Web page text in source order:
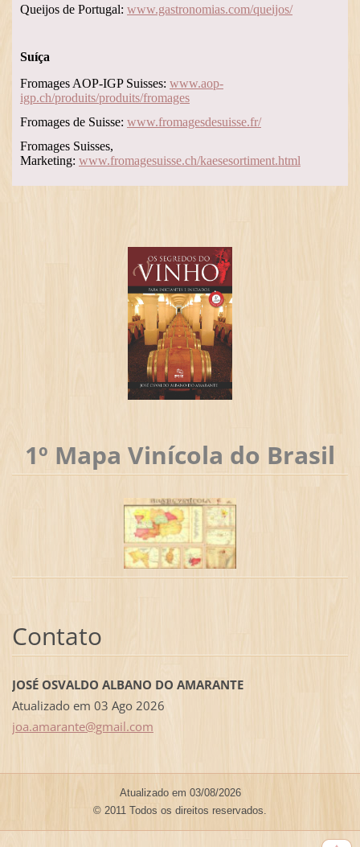
Queijos de Portugal: www.gastronomias.com/queijos/
Suíça
Fromages AOP-IGP Suisses: www.aop-
igp.ch/produits/produits/fromages
Fromages de Suisse: www.fromagesdesuisse.fr/
Fromages Suisses,
Marketing: www.fromagesuisse.ch/kaesesortiment.html
1º Mapa Vinícola do Brasil
Contato
JOSÉ OSVALDO ALBANO DO AMARANTE
Atualizado em 03 Ago 2026
joa.amarante@gmail.com
Atualizado em 03/08/2026
© 2011 Todos os direitos reservados.